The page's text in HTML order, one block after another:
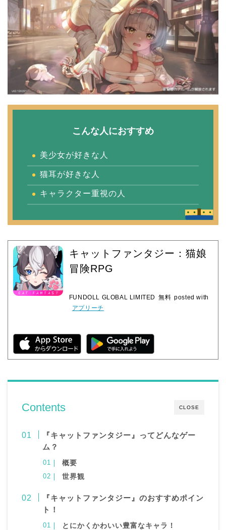
こんな人におすすめ
美少女が好きな人
猫耳が好きな人
キャラクター重視の人
キャットファンタジー：猫娘
冒険RPG
FUNDOLL GLOBAL LIMITED 無料 posted with
アプリーチ
CLOSE
Contents
『キャットファンタジー』ってどんなゲー
ム？
概要
世界観
『キャットファンタジー 』のおすすめポイン
ト！
とにかくかわいい豊富なキャラ！